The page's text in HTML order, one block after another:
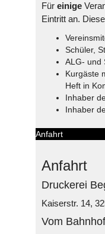
Für einige
Eintritt an.
Schüler,
ALG- und
Kurgäste
Heft in
Inhaber
Inhaber
Anfahrt
Anfahrt
Druckerei
Kaiserstr. 14,
Vom